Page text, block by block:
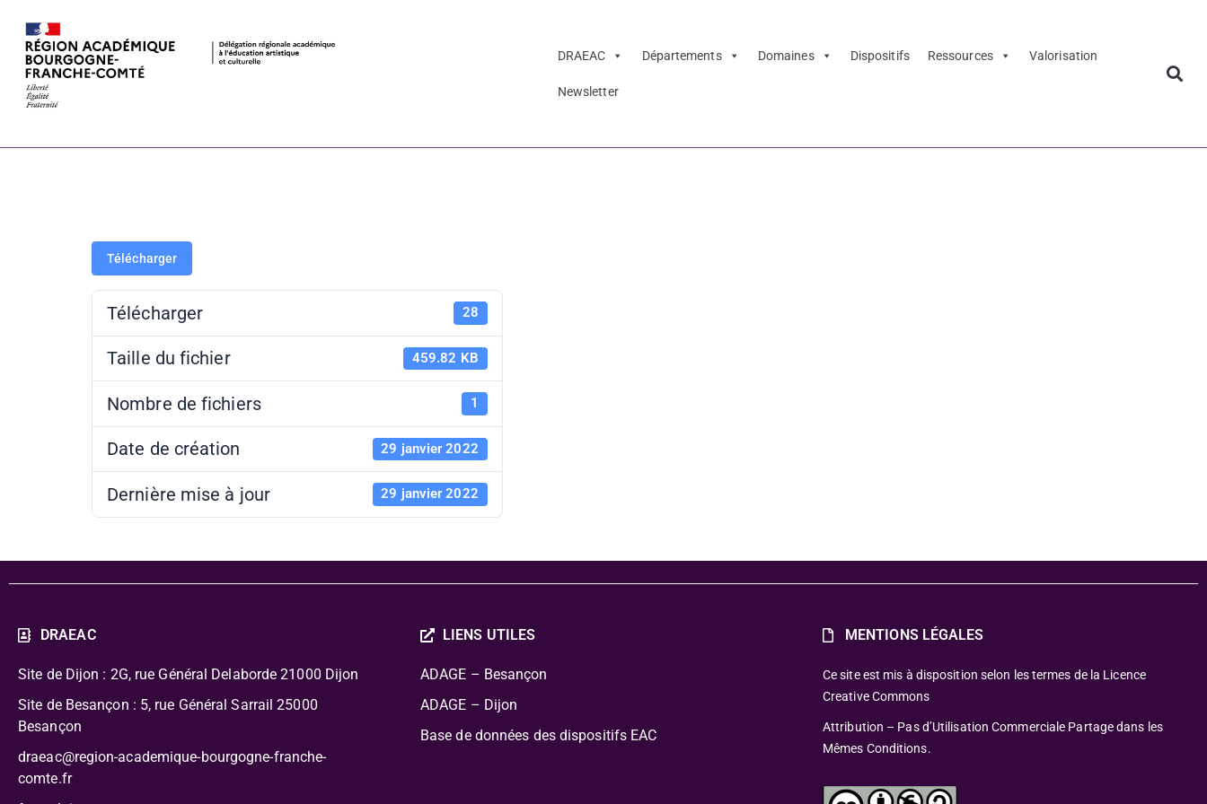
DRAEAC Départements Domaines Dispositifs Ressources Valorisation
Newsletter
Échappée littéraire 2021-2002 – Dossier
Télécharger
Télécharger 28
Taille du fichier 459.82 KB
Nombre de fichiers 1
Date de création 29 janvier 2022
Dernière mise à jour 29 janvier 2022
DRAEAC
Site de Dijon : 2G, rue Général Delaborde 21000 Dijon
Site de Besançon : 5, rue Général Sarrail 25000
Besançon
draeac@region-academique-bourgogne-franche-
comte.fr
LIENS UTILES
ADAGE – Besançon
ADAGE – Dijon
Base de données des dispositifs EAC
MENTIONS LÉGALES
Ce site est mis à disposition selon les termes de la Licence
Creative Commons
Attribution – Pas d’Utilisation Commerciale Partage dans les
Mêmes Conditions.